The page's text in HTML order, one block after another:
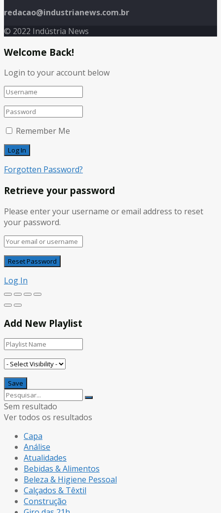
redacao@industrianews.com.br
© 2022 Indústria News
Welcome Back!
Login to your account below
Remember Me
Forgotten Password?
Retrieve your password
Please enter your username or email address to reset
your password.
Log In
Add New Playlist
Sem resultado
Ver todos os resultados
Capa
Análise
Atualidades
Bebidas & Alimentos
Beleza & Higiene Pessoal
Calçados & Têxtil
Construção